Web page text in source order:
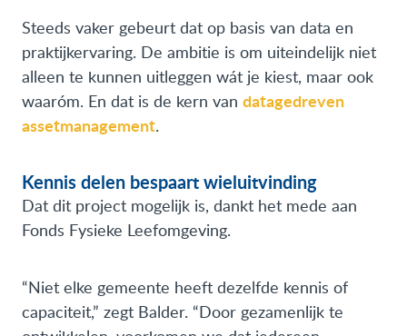
Steeds vaker gebeurt dat op basis van data en
praktijkervaring. De ambitie is om uiteindelijk niet
alleen te kunnen uitleggen wát je kiest, maar ook
waaróm. En dat is de kern van datagedreven
assetmanagement.
Kennis delen bespaart wieluitvinding
Dat dit project mogelijk is, dankt het mede aan
Fonds Fysieke Leefomgeving.
“Niet elke gemeente heeft dezelfde kennis of
capaciteit,” zegt Balder. “Door gezamenlijk te